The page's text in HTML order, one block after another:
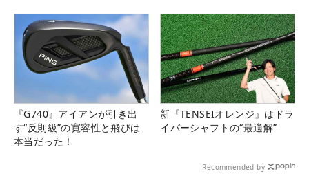
『G740』アイアンが引き出
す“反則級”の寛容性と飛びは
本当だった！
新『TENSEIオレンジ』はドラ
イバーシャフトの“最適解”
Recommended by